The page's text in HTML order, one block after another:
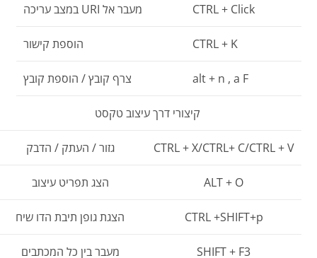
CTRL + Click מעבר אל URI במצב עריכה
CTRL + K הוספת קישור
alt + n , a F צרף קובץ / הוספת קובץ
קיצורי דרך עיצוב טקסט
CTRL + X/CTRL+ C/CTRL + V גזור / העתק / הדבק
ALT + O הצג תפריט עיצוב
CTRL +SHIFT+p הצגת גופן תיבת הדו שיח
SHIFT + F3
מעבר בין כל המכתבים